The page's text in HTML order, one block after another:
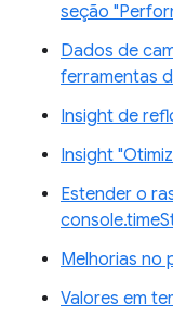
seção
Dados de
ferramentas
Insight de
Insight
Estender o
Melhorias no
Valores em